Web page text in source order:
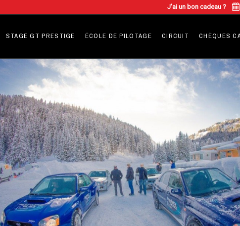
J'ai un bon cadeau ?
STAGE GT PRESTIGE ÉCOLE DE PILOTAGE CIRCUIT CHÈQUES